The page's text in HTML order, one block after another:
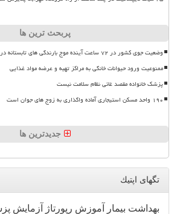
پربحث ترین ها
وضعیت جوی کشور در ۷۲ ساعت آینده موج بارندگی های تابستانه در راه ۱۱ استان
ممنوعیت ورود حیوانات خانگی به مراکز تهیه و عرضه مواد غذایی
پزشک خانواده مقصد غائی نظام سلامت نیست
۱۹۰ واحد مسکن استیجاری آماده واگذاری به زوج های جوان است
جدیدترین ها
تگهای اپتیك
بهداشت بیمار آموزش رپورتاژ آزمایش